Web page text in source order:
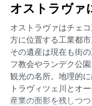
オストラヴァ
オストラヴァはチェ
方に位置する工業都
その遺産は現在も街
フ教会やランデク公
観光の名所。地理的
トラヴィツェ川とオ
産業の面影を残しつ